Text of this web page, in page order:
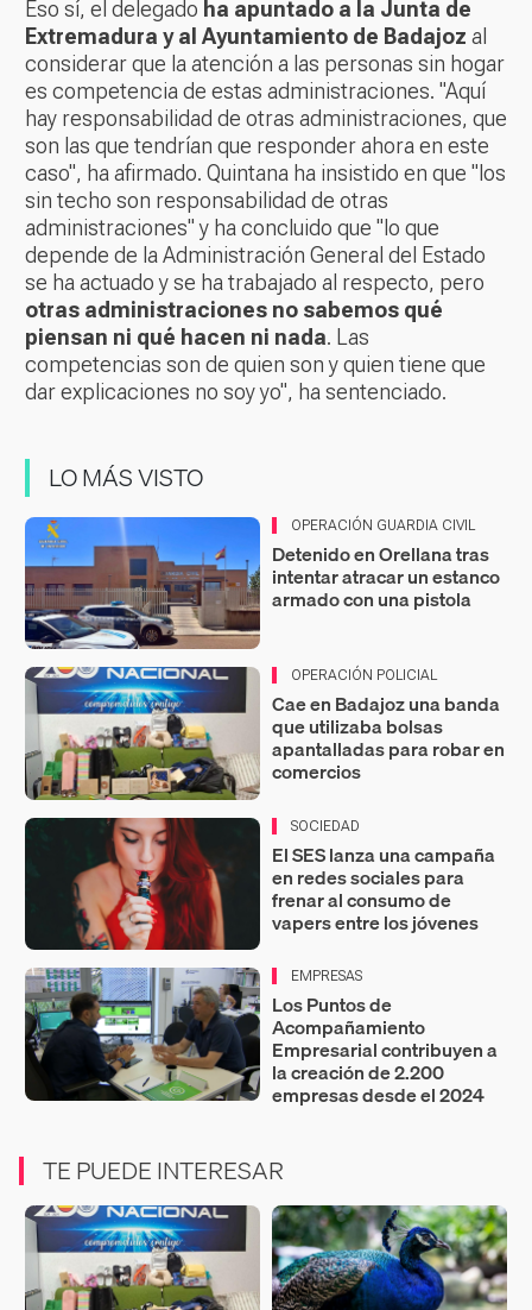
Eso sí, el delegado ha apuntado a la Junta de
Extremadura y al Ayuntamiento de Badajoz al
considerar que la atención a las personas sin hogar
es competencia de estas administraciones. "Aquí
hay responsabilidad de otras administraciones, que
son las que tendrían que responder ahora en este
caso", ha afirmado. Quintana ha insistido en que "los
sin techo son responsabilidad de otras
administraciones" y ha concluido que "lo que
depende de la Administración General del Estado
se ha actuado y se ha trabajado al respecto, pero
otras administraciones no sabemos qué
piensan ni qué hacen ni nada. Las
competencias son de quien son y quien tiene que
dar explicaciones no soy yo", ha sentenciado.
LO MÁS VISTO
OPERACIÓN GUARDIA CIVIL
Detenido en Orellana tras
intentar atracar un estanco
armado con una pistola
OPERACIÓN POLICIAL
Cae en Badajoz una banda
que utilizaba bolsas
apantalladas para robar en
comercios
SOCIEDAD
El SES lanza una campaña
en redes sociales para
frenar al consumo de
vapers entre los jóvenes
EMPRESAS
Los Puntos de
Acompañamiento
Empresarial contribuyen a
la creación de 2.200
empresas desde el 2024
TE PUEDE INTERESAR